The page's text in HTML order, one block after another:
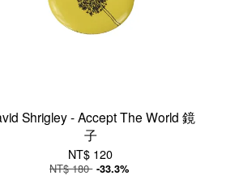
Shrigley - Accept The World 鏡
子
NT$ 120
NT$ 180 -33.3%